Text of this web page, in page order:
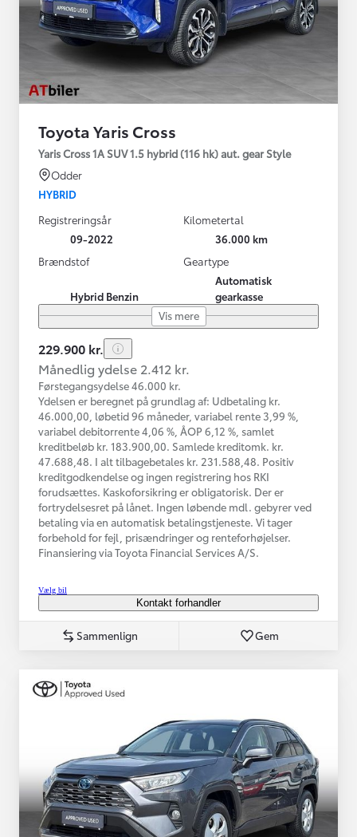
Toyota Yaris Cross
Yaris Cross 1A SUV 1.5 hybrid (116 hk) aut. gear Style
Odder
HYBRID
Registreringsår
09-2022
Kilometertal
36.000 km
Brændstof
Hybrid Benzin
Geartype
Automatisk
gearkasse
Vis mere
229.900 kr.
Månedlig ydelse 2.412 kr.
Førstegangsydelse 46.000 kr.
Ydelsen er beregnet på grundlag af: Udbetaling kr.
46.000,00, løbetid 96 måneder, variabel rente 3,99 %,
variabel debitorrente 4,06 %, ÅOP 6,12 %, samlet
kreditbeløb kr. 183.900,00. Samlede kreditomk. kr.
47.688,48. I alt tilbagebetales kr. 231.588,48. Positiv
kreditgodkendelse og ingen registrering hos RKI
forudsættes. Kaskoforsikring er obligatorisk. Der er
fortrydelsesret på lånet. Ingen løbende mdl. gebyrer ved
betaling via en automatisk betalingstjeneste. Vi tager
forbehold for fejl, prisændringer og renteforhøjelser.
Finansiering via Toyota Financial Services A/S.
Vælg bil
Kontakt forhandler
Sammenlign Gem